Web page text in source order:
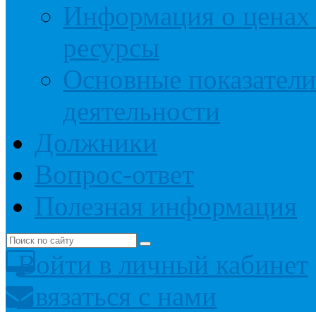
Информация о
ресурсы
Основные
деятельности
Должники
Вопрос-ответ
Полезная информация
Войти в личный кабинет
Связаться с нами